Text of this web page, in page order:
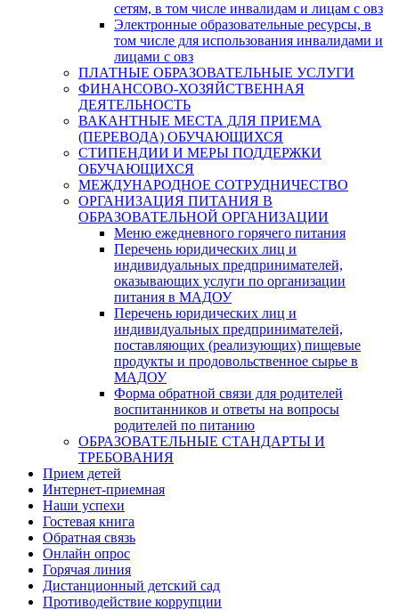
сетям, в том числе инвалидам и лицам с овз
Электронные образовательные ресурсы, в
том числе для использования инвалидами и
лицами с овз
ПЛАТНЫЕ ОБРАЗОВАТЕЛЬНЫЕ УСЛУГИ
ФИНАНСОВО-ХОЗЯЙСТВЕННАЯ
ДЕЯТЕЛЬНОСТЬ
ВАКАНТНЫЕ МЕСТА ДЛЯ ПРИЕМА
(ПЕРЕВОДА) ОБУЧАЮЩИХСЯ
СТИПЕНДИИ И МЕРЫ ПОДДЕРЖКИ
ОБУЧАЮЩИХСЯ
МЕЖДУНАРОДНОЕ СОТРУДНИЧЕСТВО
ОРГАНИЗАЦИЯ ПИТАНИЯ В
ОБРАЗОВАТЕЛЬНОЙ ОРГАНИЗАЦИИ
Меню ежедневного горячего питания
Перечень юридических лиц и
индивидуальных предпринимателей,
оказывающих услуги по организации
питания в МАДОУ
Перечень юридических лиц и
индивидуальных предпринимателей,
поставляющих (реализующих) пищевые
продукты и продовольственное сырье в
МАДОУ
Форма обратной связи для родителей
воспитанников и ответы на вопросы
родителей по питанию
ОБРАЗОВАТЕЛЬНЫЕ СТАНДАРТЫ И
ТРЕБОВАНИЯ
Прием детей
Интернет-приемная
Наши успехи
Гостевая книга
Обратная связь
Онлайн опрос
Горячая линия
Дистанционный детский сад
Противодействие коррупции